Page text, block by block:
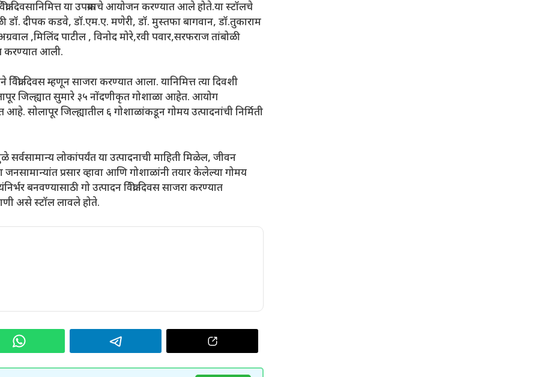
दिवसानिमित्त या उपक्रमाचे आयोजन करण्यात आले होते.या स्टॉलचे
दीपक कडवे, डॉ.एम.ए. मणेरी, डॉ. मुस्तफा बागवान, डॉ.तुकाराम
,मिलिंद पाटील , विनोद मोरे,रवी पवार,सरफराज तांबोळी
करण्यात आली.
विक्री दिवस म्हणून साजरा करण्यात आला. यानिमित्त त्या दिवशी
जिल्ह्यात सुमारे ३५ नोंदणीकृत गोशाळा आहेत. आयोग
सोलापूर जिल्ह्यातील ६ गोशाळांकडून गोमय उत्पादनांची निर्मिती
लोकांपर्यंत या उत्पादनाची माहिती मिळेल, जीवन
प्रसार व्हावा आणि गोशाळांनी तयार केलेल्या गोमय
बनवण्यासाठी गो उत्पादन विक्री दिवस साजरा करण्यात
असे स्टॉल लावले होते.